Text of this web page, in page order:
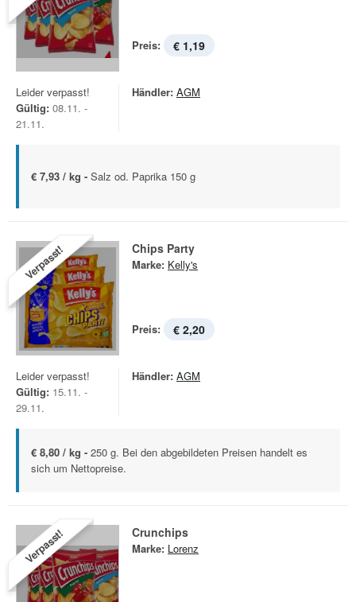
Preis: € 1,19
Leider verpasst!
Gültig: 08.11. -
21.11.
Händler: AGM
€ 7,93 / kg - Salz od. Paprika 150 g
Verpasst! Chips Party
Marke: Kelly's
Preis: € 2,20
Leider verpasst!
Gültig: 15.11. -
29.11.
Händler: AGM
€ 8,80 / kg - 250 g. Bei den abgebildeten Preisen handelt es
sich um Nettopreise.
Verpasst! Crunchips
Marke: Lorenz